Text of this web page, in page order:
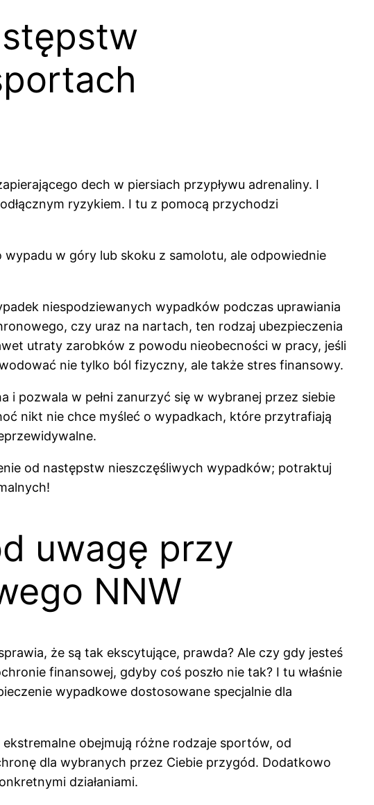
dech w piersiach przypływu adrenaliny. I
ryzykiem. I tu z pomocą przychodzi
w góry lub skoku z samolotu, ale odpowiednie
niespodziewanych wypadków podczas uprawiania
czy uraz na nartach, ten rodzaj ubezpieczenia
utraty zarobków z powodu nieobecności w pracy, jeśli
nie tylko ból fizyczny, ale także stres finansowy.
pozwala w pełni zanurzyć się w wybranej przez siebie
nikt nie chce myśleć o wypadkach, które przytrafiają
od następstw nieszczęśliwych wypadków; potraktuj
uwagę przy
NNW
że są tak ekscytujące, prawda? Ale czy gdy jesteś
finansowej, gdyby coś poszło nie tak? I tu właśnie
wypadkowe dostosowane specjalnie dla
obejmują różne rodzaje sportów, od
dla wybranych przez Ciebie przygód. Dodatkowo
działaniami.